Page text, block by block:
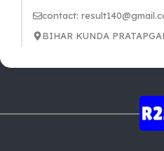
contact:
BIHAR KUNDA